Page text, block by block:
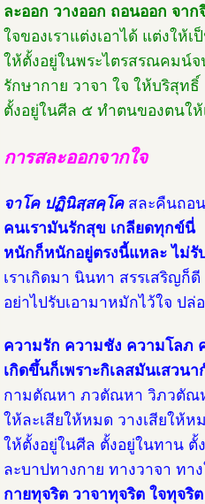
ละออก วางออก ถอนออก จาก
ใจของเราแต่งเอาได้ แต่งให้
ให้ตั้งอยู่ในพระไตรสรณคมน์
รักษากาย วาจา ใจ ให้บริสุท
ตั้งอยู่ในศีล ๕ ทำตนของตนให้
การสละออกจากใจ
จาโค ปฏินิสฺสคฺโคสละคืนถอน
คนเรามันรักสุข เกลียดทุกข์นี่
หนักก็หนักอยู่ตรงนี้แหละ ไม่รั
เราเกิดมา นินทา สรรเสริญก็ดี
อย่าไปรับเอามาหมักไว้ใจ ปล่
ความรัก ความชัง ความโลภ
เกิดขึ้นก็เพราะกิเลสมันเสวนา
กามตัณหา ภวตัณหา วิภวตัณ
ให้ละเสียให้หมด วางเสียให้ห
ให้ตั้งอยู่ในศีล ตั้งอยู่ในทาน ตั้
ละบาปทางกาย ทางวาจา ทา
กายทุจริต วาจาทุจริต ใจทุจริ